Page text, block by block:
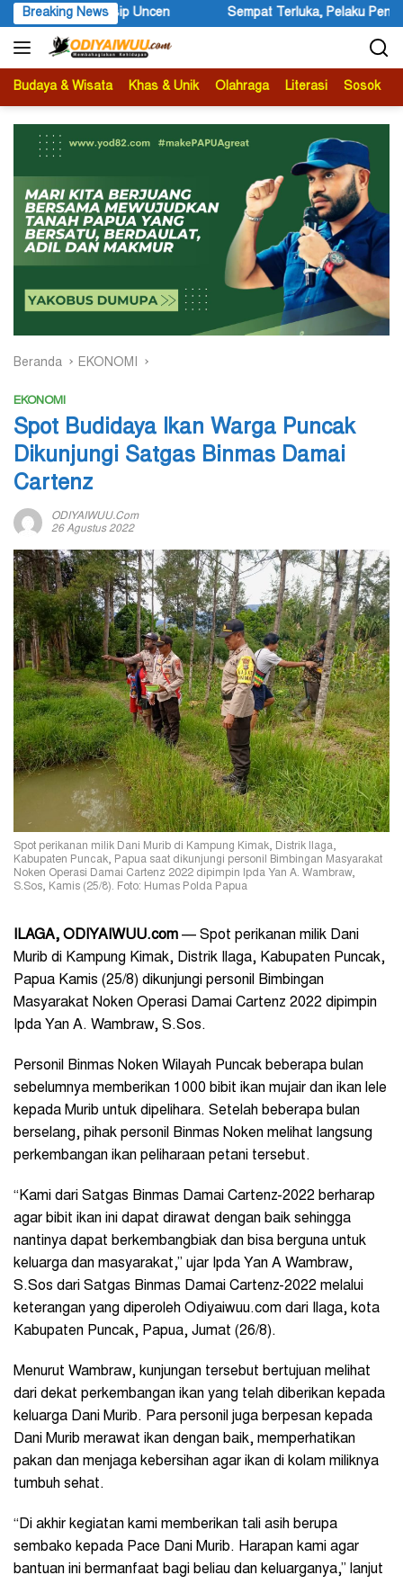
Langsung
ke
konten
Breaking News
Pelaku Penembakan Warga Negara Asing Dilarikan
Budaya & Wisata Khas & Unik Olahraga Literasi Sosok
Beranda EKONOMI
EKONOMI
Spot Budidaya Ikan Warga Puncak
Dikunjungi Satgas Binmas Damai
Cartenz
ODIYAIWUU.com
26 Agustus 2022
Spot perikanan milik Dani Murib di Kampung Kimak, Distrik Ilaga,
Kabupaten Puncak, Papua saat dikunjungi personil Bimbingan Masyarakat
Noken Operasi Damai Cartenz 2022 dipimpin Ipda Yan A. Wambraw,
S.Sos, Kamis (25/8). Foto: Humas Polda Papua
ILAGA, ODIYAIWUU.com — Spot perikanan milik Dani
Murib di Kampung Kimak, Distrik Ilaga, Kabupaten Puncak,
Papua Kamis (25/8) dikunjungi personil Bimbingan
Masyarakat Noken Operasi Damai Cartenz 2022 dipimpin
Ipda Yan A. Wambraw, S.Sos.
Personil Binmas Noken Wilayah Puncak beberapa bulan
sebelumnya memberikan 1000 bibit ikan mujair dan ikan lele
kepada Murib untuk dipelihara. Setelah beberapa bulan
berselang, pihak personil Binmas Noken melihat langsung
perkembangan ikan peliharaan petani tersebut.
“Kami dari Satgas Binmas Damai Cartenz-2022 berharap
agar bibit ikan ini dapat dirawat dengan baik sehingga
nantinya dapat berkembangbiak dan bisa berguna untuk
keluarga dan masyarakat,” ujar Ipda Yan A Wambraw,
S.Sos dari Satgas Binmas Damai Cartenz-2022 melalui
keterangan yang diperoleh Odiyaiwuu.com dari Ilaga, kota
Kabupaten Puncak, Papua, Jumat (26/8).
Menurut Wambraw, kunjungan tersebut bertujuan melihat
dari dekat perkembangan ikan yang telah diberikan kepada
keluarga Dani Murib. Para personil juga berpesan kepada
Dani Murib merawat ikan dengan baik, memperhatikan
pakan dan menjaga kebersihan agar ikan di kolam miliknya
tumbuh sehat.
“Di akhir kegiatan kami memberikan tali asih berupa
sembako kepada Pace Dani Murib. Harapan kami agar
bantuan ini bermanfaat bagi beliau dan keluarganya,” lanjut